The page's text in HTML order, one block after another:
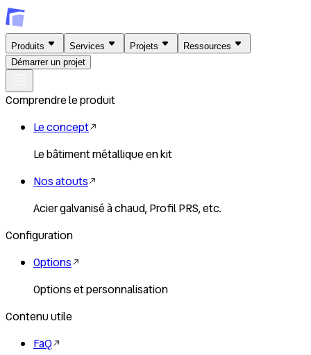
Produits Services Projets
Ressources
Démarrer un projet
Comprendre le produit
Le concept
Le bâtiment métallique en kit
Nos atouts
Acier galvanisé à chaud, Profil PRS, etc.
Configuration
Options
Options et personnalisation
Contenu utile
FaQ